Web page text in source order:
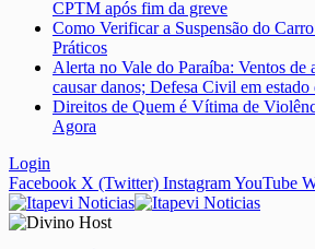
CPTM após fim da greve
Como Verificar a Suspensão do
Práticos
Alerta no Vale do Paraíba: Ventos de
causar danos; Defesa Civil em estado
Direitos de Quem é Vítima de
Agora
Login
Facebook X (Twitter) InstagramYouTube